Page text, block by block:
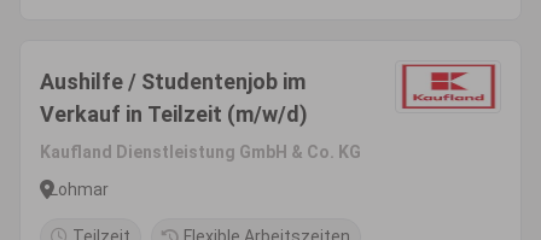
Aushilfe / Studentenjob im
Verkauf in Teilzeit (m/w/d)
Kaufland Dienstleistung GmbH & Co. KG
Lohmar